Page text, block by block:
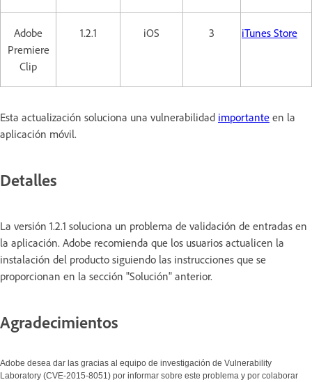
Adobe
Premiere
Clip
1.2.1 iOS 3 iTunes Store
Esta actualización soluciona una vulnerabilidad importante en la
aplicación móvil.
Detalles
La versión 1.2.1 soluciona un problema de validación de entradas en
la aplicación. Adobe recomienda que los usuarios actualicen la
instalación del producto siguiendo las instrucciones que se
proporcionan en la sección "Solución" anterior.
Agradecimientos
Adobe desea dar las gracias al equipo de investigación de Vulnerability
Laboratory (CVE-2015-8051) por informar sobre este problema y por colaborar